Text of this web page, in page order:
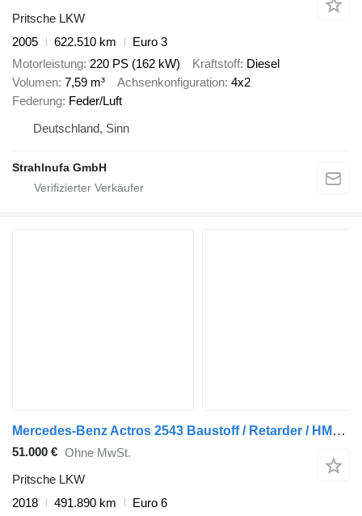
Pritsche LKW
2005
622.510 km
Euro 3
Motorleistung 220 PS (162 kW) Kraftstoff Diesel
Volumen 7,59 m³ Achsenkonfiguration 4x2
Federung Feder/Luft
Deutschland, Sinn
Strahlnufa GmbH
Mercedes-Benz Actros 2543 Baustoff / Retarder / HMF 2110 L2 / Lenkachse / Lift
51.000 € Ohne MwSt.
Pritsche LKW
2018
491.890 km
Euro 6